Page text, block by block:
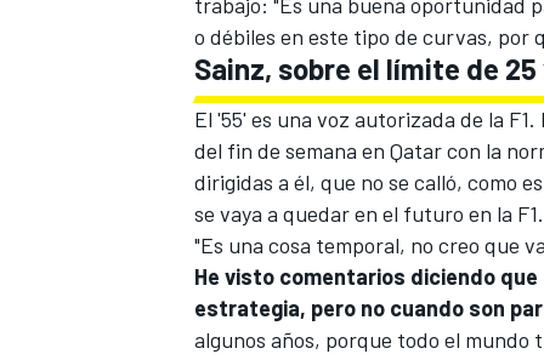
MÁS CATEGORÍAS
o débiles en este tipo de curvas, por
Sainz, sobre el límite de
El '55' es una voz autorizada de la
del fin de semana en Qatar con la
dirigidas a él, que no se calló, como
se vaya a quedar en el futuro en la F1.
"Es una cosa temporal, no creo que
He visto comentarios diciendo
estrategia, pero no cuando son
algunos años, porque todo el mundo